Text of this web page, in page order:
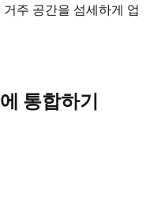
주 공간을 섬세하게 업
통합하기